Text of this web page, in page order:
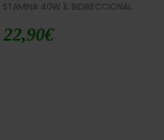
STAMINA 40W 1L BIDIRECCIONAL
22,90€